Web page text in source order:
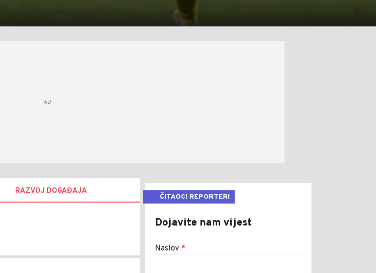
RAZVOJ DOGAĐAJA
ČITAOCI REPORTERI
Dojavite nam vijest
Naslov *